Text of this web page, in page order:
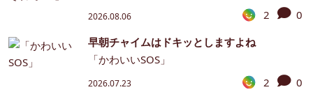
2026.08.06 2
0
早朝チャイムはドキッとしますよね
「かわいいSOS」
2026.07.23 2
0